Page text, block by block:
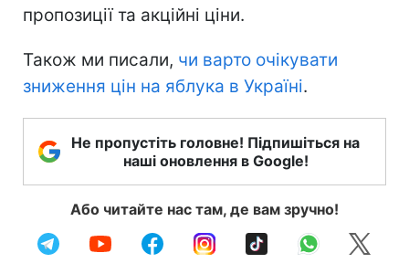
пропозиції та акційні ціни.
Також ми писали, чи варто очікувати
зниження цін на яблука в Україні.
Не пропустіть головне! Підпишіться на
наші оновлення в Google!
Або читайте нас там, де вам зручно!